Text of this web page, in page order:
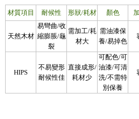
材質項目 耐候性 形狀/耗材 顏色
天然木材
易彎曲/收
縮膨脹/龜
裂
需加工/耗
材大
需油漆保
養/易掉色
HIPS
不易變形
耐候性佳
直接成形/
耗材少
可配色/可
油漆/可清
洗/不需特
別保養